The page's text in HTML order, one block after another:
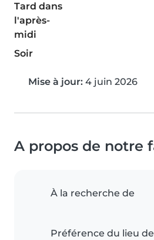
Tard dans
l'après-
midi
Soir
Mise à jour: 4 juin 2026
A propos de notre
À la recherche de
Préférence du lieu de